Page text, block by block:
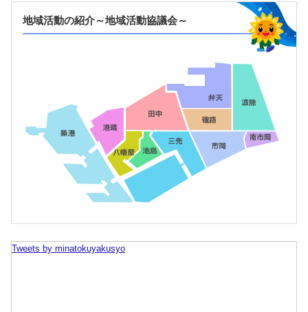
地域活動の紹介～地域活動協議会～
Tweets by minatokuyakusyo